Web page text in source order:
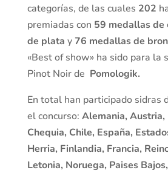
categorías, de las cuales 202
premiadas con 59 medallas de
de plata y76 medallas de
«Best of show» ha sido para la
Pinot Noir de Pomologik.
En total han participado sidras
el concurso: Alemania, Austria,
Chequia, Chile, España,
Herria, Finlandia, Francia,
Letonia, Noruega, Paises